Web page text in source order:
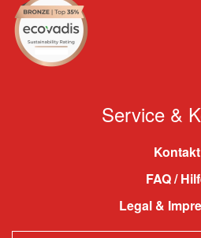
Service &
Kontakt
FAQ /
Legal &